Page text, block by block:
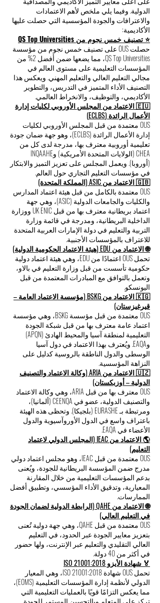
🌍 الاعتمادات والاعترافات العالمية
تلتزم أكاديمية OUS الدولية في سويسرا بالحفاظ
على أعلى معايير التميز الأكاديمي والمصداقية
الدولية. وفيما يلي ملخص لأهم الاعتمادات
والاعترافات والجودة المؤسسية التي حصلت عليها
الأكاديمية:
⭐ تصنيف خمس نجوم من QS Top Universities
حصلت OUS على تصنيف خمس نجوم من مؤسسة
QS Top Universities، مما يضعها ضمن أفضل 2% من
المؤسسات التعليمية على مستوى العالم في
مجالي التعليم العالي والتعليم المهني. ويعكس هذا
التصنيف الأداء المتميز في التدريس، والتطوير
الأكاديمي، والتوظيف، والانخراط العالمي.
🇪🇺 الاعتماد من المجلس الأوروبي لكليات إدارة
الأعمال الرائدة (ECLBS)
OUS معتمدة من قبل المجلس الأوروبي لكليات
إدارة الأعمال الرائدة (ECLBS)، وهو جهة ضمان جودة
تعليمية أوروبية معترف بها، مدرجة لدى كل من
CHEA (الولايات المتحدة الأمريكية) وINQAAHE
(أوروبا). ويعمل المجلس على تعزيز التميز والابتكار
في مؤسسات التعليم التجاري حول العالم.
🇬🇧 الاعتماد من ASIC (المملكة المتحدة)
OUS معتمدة بالكامل من قبل هيئة اعتماد المدارس
والكليات والجامعات الدولية (ASIC)، وهي جهة
اعتماد بريطانية معترف بها من قبل UK ENIC ووزارة
الداخلية البريطانية، ومدرجة في قائمة وزارة
التربية والتعليم في دولة الإمارات العربية المتحدة
للاعتراف بالمؤسسات الأجنبية.
🌐 الاعتماد من EDU (هيئة الاعتماد الحكومية الدولية)
تحمل OUS اعتمادًا من EDU، وهي هيئة اعتماد دولية
حكومية تأسست من قبل وزارة التعليم في بالاو،
وتعمل بالتوافق مع المبادرات المعتمدة من قبل
اليونسكو.
🇰🇬 الاعتماد من BSKG (مؤسسة الاعتماد العامة –
قيرغيزستان)
OUS معتمدة من قبل مؤسسة BSKG، وهي مؤسسة
اعتماد عامة معترف بها من قبل شبكة الجودة
التعليمية لمنطقة آسيا والمحيط الهادئ (APQN)
وEAQA. ويُعترف بهذا الاعتماد في دول آسيا
الوسطى والدول الناطقة بالروسية كدليل على
النزاهة المؤسسية.
🇺🇿 الاعتماد من ARIA (وكالة الاعتماد والتصنيف
الدولية – أوزبكستان)
OUS معترف بها من قبل ARIA، وهي وكالة الاعتماد
والتصنيف الدولية، عضو في CEENQA (ألمانيا)،
ومرتبطة بـ EURASHE (بلجيكا). وتحظى هذه الهيئة
باعتراف واسع في الدول الأوروآسيوية والدول
الأعضاء في EAQA.
🌎 الاعتماد من IEAC (المجلس الدولي لاعتماد
التعليم)
OUS معتمدة من قبل IEAC، وهو مجلس اعتماد دولي
مدرج ضمن المؤسسة البريطانية للجودة، ويُعنى
بدعم المؤسسات التعليمية من خلال المقارنة
المعيارية، وتدقيق الأداء المؤسسي، وتطبيق أفضل
الممارسات.
🌐 الاعتماد من QAHE (الرابطة الدولية لضمان الجودة
في التعليم العالي)
OUS معتمدة من قبل QAHE، وهي جهة دولية تُعنى
بتعزيز معايير الجودة عبر الحدود، في التعليم
العالي التقليدي والتعليم عبر الإنترنت، ولها حضور
في أكثر من 40 دولة.
🏅 شهادة الأيزو ISO 21001:2018
تحمل OUS شهادة ISO 21001:2018، وهي المعيار